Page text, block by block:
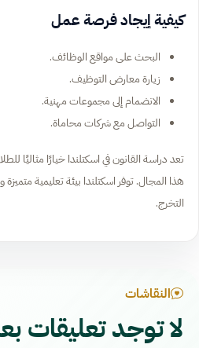
كيفية إيجاد فرصة عمل
البحث على مواقع الوظائف.
زيارة معارض التوظيف.
الانضمام إلى مجموعات مهنية.
التواصل مع شركات محاماة.
تعد دراسة القانون في اسكتلندا خيارًا مثاليًا
هذا المجال. توفر اسكتلندا بيئة تعليمية
التخرج.
النقاشات
لا توجد تعليقات